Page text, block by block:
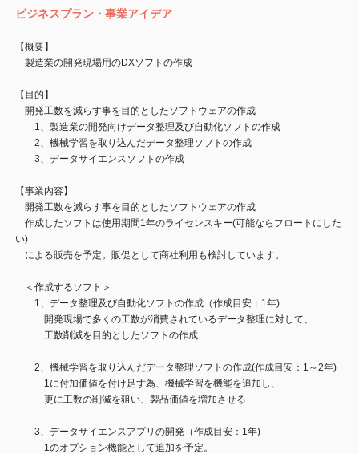
ビジネスプラン・事業アイデア
【概要】
製造業の開発現場用のDXソフトの作成
【目的】
開発工数を減らす事を目的としたソフトウェアの作成
1、製造業の開発向けデータ整理及び自動化ソフトの作成
2、機械学習を取り込んだデータ整理ソフトの作成
3、データサイエンスソフトの作成
【事業内容】
開発工数を減らす事を目的としたソフトウェアの作成
作成したソフトは使用期間1年のライセンスキー(可能ならフロートにした
い)
による販売を予定。販促として商社利用も検討しています。
＜作成するソフト＞
1、データ整理及び自動化ソフトの作成（作成目安：1年)
開発現場で多くの工数が消費されているデータ整理に対して、
工数削減を目的としたソフトの作成
2、機械学習を取り込んだデータ整理ソフトの作成(作成目安：1～2年)
1に付加価値を付け足す為、機械学習を機能を追加し、
更に工数の削減を狙い、製品価値を増加させる
3、データサイエンスアプリの開発（作成目安：1年)
1のオプション機能として追加を予定。